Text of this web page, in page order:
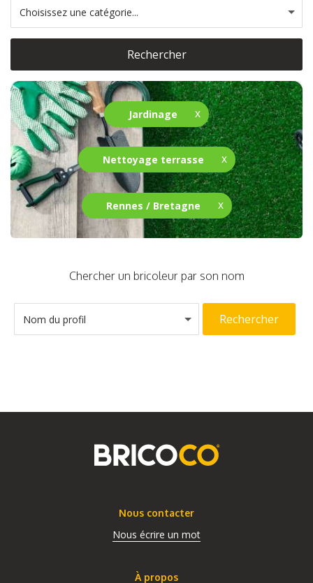
Jardinage
Nettoyage terrasse
Rennes / Bretagne
Choisissez une catégorie...
Rechercher
Chercher un bricoleur par son nom
Nom du profil Rechercher
Nous contacter
Nous écrire un mot
À propos